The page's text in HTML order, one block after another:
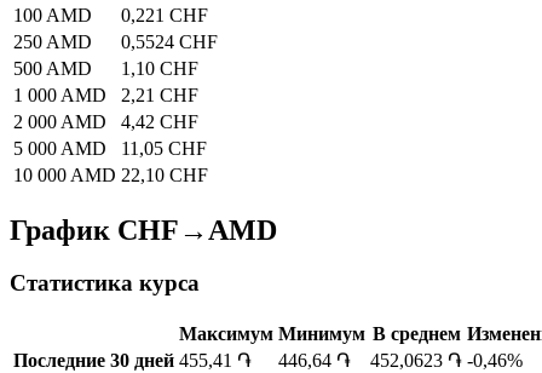
100 AMD
0,221 CHF
250 AMD
0,5524 CHF
500 AMD
1,10 CHF
1 000 AMD
2,21 CHF
2 000 AMD
4,42 CHF
5 000 AMD
11,05 CHF
10 000 AMD 22,10 CHF
График CHF→AMD
Статистика курса
Максимум Минимум В среднем
Последние 30 дней 455,41 ֏ 446,64 ֏ 452,0623 ֏ -0,46%